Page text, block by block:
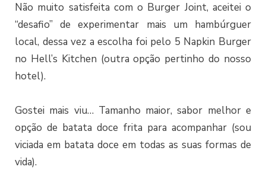
Não muito satisfeita com o Burger Joint, aceitei o
“desafio” de experimentar mais um hambúrguer
local, dessa vez a escolha foi pelo 5 Napkin Burger
no Hell’s Kitchen (outra opção pertinho do nosso
hotel).
Gostei mais viu… Tamanho maior, sabor melhor e
opção de batata doce frita para acompanhar (sou
viciada em batata doce em todas as suas formas de
vida).